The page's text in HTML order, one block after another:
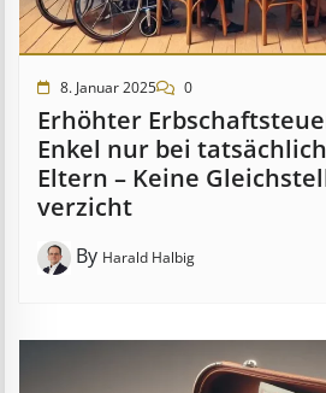
8. Januar 2025 0
Erhöhter
Enkel nur bei
Eltern – Keine
verzicht
By Harald Halbig